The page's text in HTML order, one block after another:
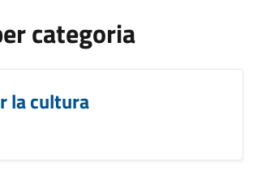
categoria
la cultura